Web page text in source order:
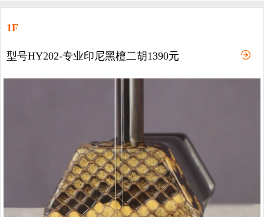
1F
型号HY202-专业印尼黑檀二胡1390元